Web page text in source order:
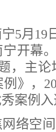
月19日
开幕
，主
》，
案例入
空间